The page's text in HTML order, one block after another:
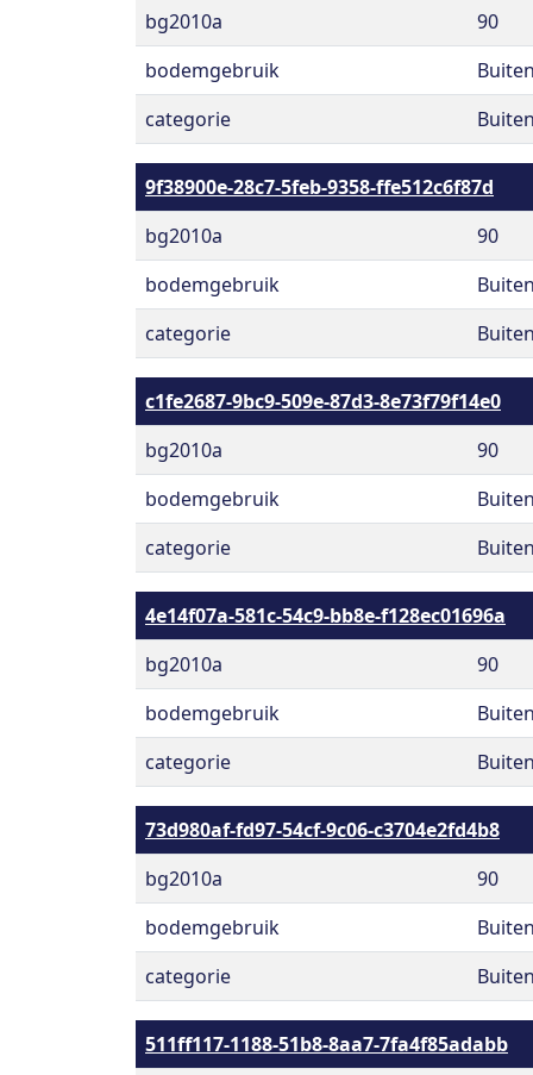
bg2010a
90
bodemgebruik
categorie
9f38900e-28c7-5feb-9358-ffe512c6f87d
bg2010a
90
bodemgebruik
categorie
c1fe2687-9bc9-509e-87d3-8e73f79f14e0
bg2010a
90
bodemgebruik
categorie
4e14f07a-581c-54c9-bb8e-f128ec01696a
bg2010a
90
bodemgebruik
categorie
73d980af-fd97-54cf-9c06-c3704e2fd4b8
bg2010a
90
bodemgebruik
categorie
511ff117-1188-51b8-8aa7-7fa4f85adabb